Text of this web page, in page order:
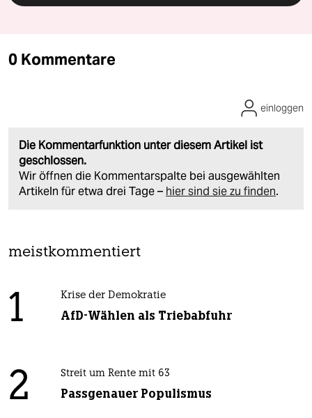
0 Kommentare
Die Kommentarfunktion unter diesem Artikel ist
geschlossen.
Wir öffnen die Kommentarspalte bei ausgewählten
Artikeln für etwa drei Tage – hier sind sie zu finden.
einloggen
meistkommentiert
1 Krise der Demokratie
AfD-Wählen als Triebabfuhr
2 Streit um Rente mit 63
Passgenauer Populismus